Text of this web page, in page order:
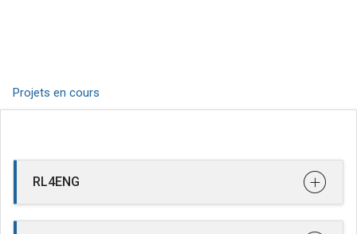
Projets en cours
RL4ENG